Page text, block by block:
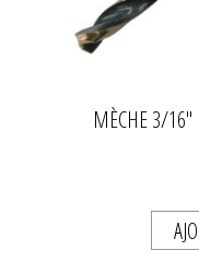
MÈCHE 3/16"